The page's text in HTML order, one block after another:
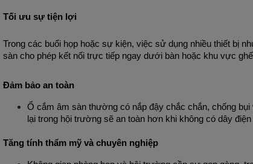
Tối ưu sự tiện lợi
Trong các buổi họp hoặc sự kiện, việc sử dụng nhiều thiết bị
sàn cho phép kết nối trực tiếp ngay dưới bàn hoặc khu vực
Đảm bảo an toàn
Ổ cắm âm sàn thường có nắp đậy chắc chắn, chống
lại trong hội trường sẽ an toàn hơn khi không có dây điện
Tăng tính thẩm mỹ và chuyên nghiệp